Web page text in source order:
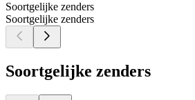
Soortgelijke zenders
Soortgelijke zenders
Soortgelijke zenders